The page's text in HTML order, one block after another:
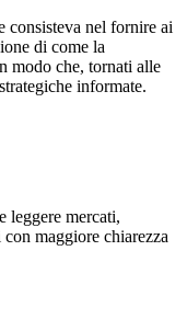
consisteva nel fornire ai
di come la
modo che, tornati alle
informate.
leggere mercati,
maggiore chiarezza